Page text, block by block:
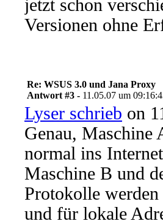
jetzt schon
Versionen ohne
Re: WSUS 3.0 und Jana Proxy
Antwort #3 - 11.05.07 um
Lyser schrieb on
Genau, Maschine
normal ins
Maschine B und
Protokolle
und für lokale